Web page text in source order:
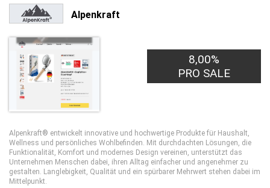
Alpenkraft
8,00%
PRO SALE
Alpenkraft® entwickelt innovative und hochwertige Produkte für Haushalt,
Wellness und persönliches Wohlbefinden. Mit durchdachten Lösungen, die
Funktionalität, Komfort und modernes Design vereinen, unterstützt das
Unternehmen Menschen dabei, ihren Alltag einfacher und angenehmer zu
gestalten. Langlebigkeit, Qualität und ein spürbarer Mehrwert stehen dabei im
Mittelpunkt.